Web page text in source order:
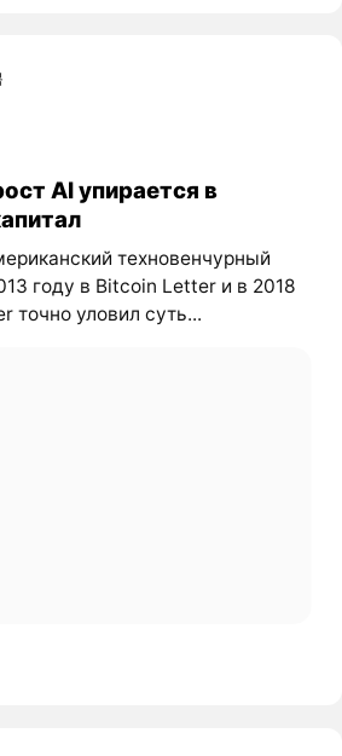
AI упирается в
техновенчурный
году в Bitcoin Letter и в 2018
точно уловил суть...